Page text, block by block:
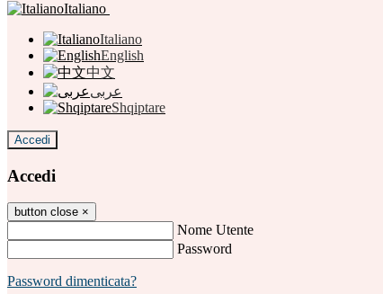
Italiano
Italiano
English
中文
عربى
Shqiptare
Accedi
Accedi
button close ×
Nome Utente
Password
Password dimenticata?